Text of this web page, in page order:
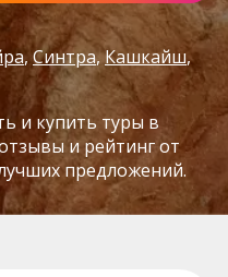
Синтра Кашкайш
и купить туры в
и рейтинг от
предложений.